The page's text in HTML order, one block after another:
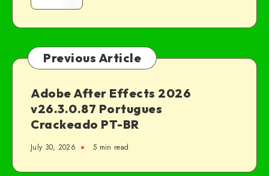
Previous Article
Adobe After Effects 2026
v26.3.0.87 Portugues
Crackeado PT-BR
July 30, 2026 5 min read